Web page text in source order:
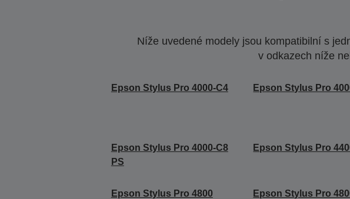
Níže uvedené modely jsou kompatibilní s
v odkazech níže
Epson Stylus Pro 4000-C4 Epson Stylus Pro
Epson Stylus Pro 4000-C8
PS
Epson Stylus Pro
Epson Stylus Pro 4800 Epson Stylus Pro